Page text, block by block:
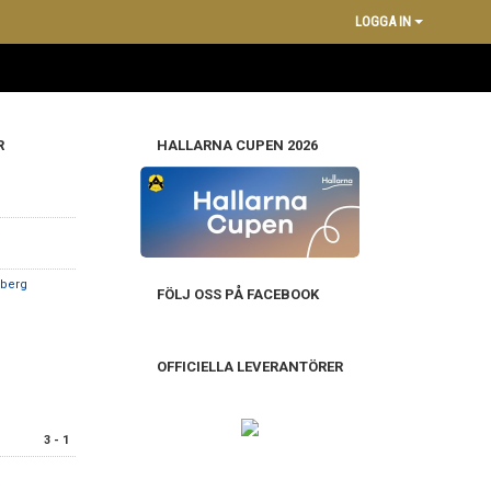
LOGGA IN
3 - 1
HALLARNA CUPEN 2026
FÖLJ OSS PÅ FACEBOOK
OFFICIELLA LEVERANTÖRER